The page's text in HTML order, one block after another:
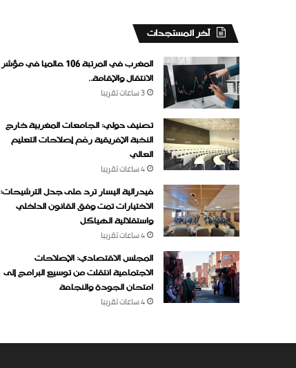
‏آخر المستجدات
المغرب في المرتبة 106 عالميا في مؤشر
الانتقال والإقامة..
3 ساعات ‏تقريبا
تصنيف دولي: الجامعات المغربية خارج
النخبة الإفريقية رغم إصلاحات التعليم
العالي
4 ساعات ‏تقريبا
فيدرالية اليسار ترد على جدل الترشيحات:
الاختيارات تمت وفق القانون الداخلي
واستقلالية الهياكل
4 ساعات ‏تقريبا
المجلس الاقتصادي: الإصلاحات
الاجتماعية انتقلت من توسيع البرامج إلى
امتحان الجودة والنجاعة
4 ساعات ‏تقريبا